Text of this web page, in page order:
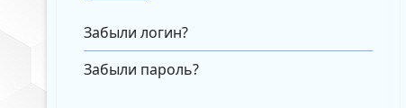
Забыли логин?
Забыли пароль?